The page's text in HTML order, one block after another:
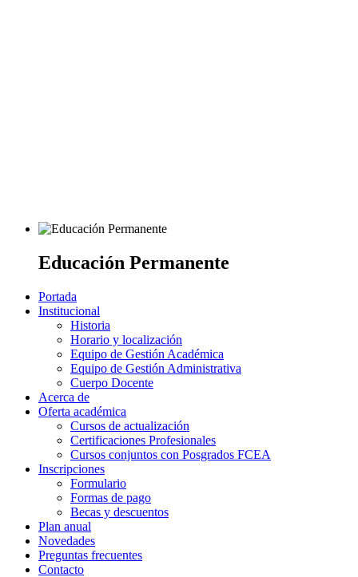
Educación Permanente
Portada
Institucional
Historia
Horario y localización
Equipo de Gestión Académica
Equipo de Gestión Administrativa
Cuerpo Docente
Acerca de
Oferta académica
Cursos de actualización
Certificaciones Profesionales
Cursos conjuntos con Posgrados FCEA
Inscripciones
Formulario
Formas de pago
Becas y descuentos
Plan anual
Novedades
Preguntas frecuentes
Contacto